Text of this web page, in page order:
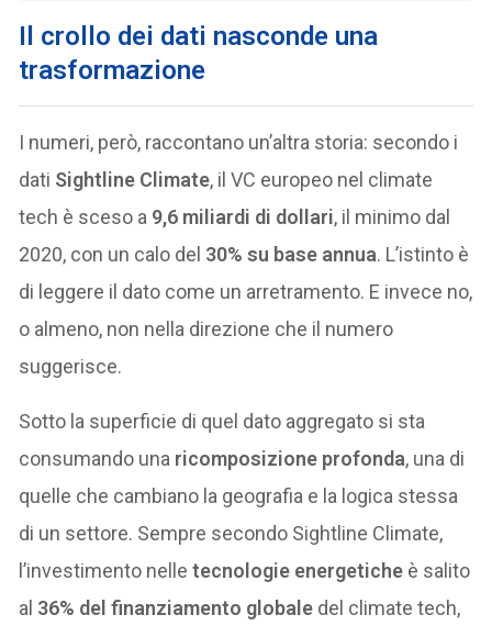
Il crollo dei dati nasconde una
trasformazione
I numeri, però, raccontano un’altra storia: secondo i
dati Sightline Climate, il VC europeo nel climate
tech è sceso a 9,6 miliardi di dollari, il minimo dal
2020, con un calo del 30% su base annua. L’istinto è
di leggere il dato come un arretramento. E invece no,
o almeno, non nella direzione che il numero
suggerisce.
Sotto la superficie di quel dato aggregato si sta
consumando una ricomposizione profonda, una di
quelle che cambiano la geografia e la logica stessa
di un settore. Sempre secondo Sightline Climate,
l’investimento nelletecnologie energetiche è salito
al 36% del finanziamento globale del climate tech,